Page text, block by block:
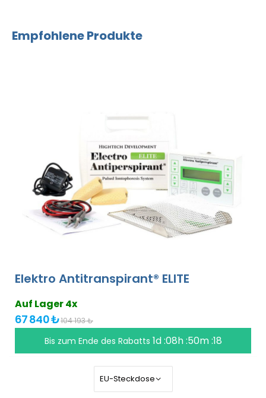
Empfohlene Produkte
Elektro Antitranspirant® ELITE
Auf Lager 4x
67 840 ₺104 193 ₺
Bis zum Ende des Rabatts 1d :08h :50m :18